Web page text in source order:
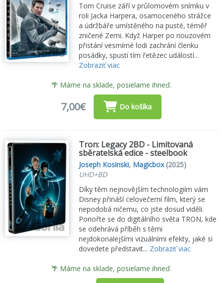
Tom Cruise září v průlomovém snímku v
roli Jacka Harpera, osamoceného strážce
a údržbáře umístěného na pusté, téměř
zničené Zemi. Když Harper po nouzovém
přistání vesmírné lodi zachrání členku
posádky, spustí tím řetězec událostí...
Zobraziť viac
🌴 Máme na sklade, posielame ihneď.
7,00€ Do košíka
Tron: Legacy 2BD - Limitovaná
sběratelská edice - steelbook
Joseph Kosinski, Magicbox(2025)
UHD+BD
Díky těm nejnovějším technologiím vám
Disney přináší celovečerní film, který se
nepodobá ničemu, co jste dosud viděli.
Ponořte se do digitálního světa TRON, kde
se odehrává příběh s těmi
nejdokonalejšími vizuálními efekty, jaké si
dovedete představit... Zobraziť viac
🌴 Máme na sklade, posielame ihneď.